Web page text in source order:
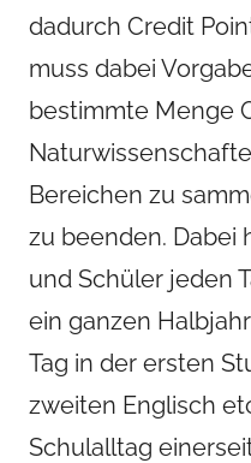
dadurch Credit
muss dabei
bestimmte Menge
Bereichen zu
zu beenden. Dabei
und Schüler jeden
ein ganzen
Tag in der ersten
zweiten Englisch
Schulalltag